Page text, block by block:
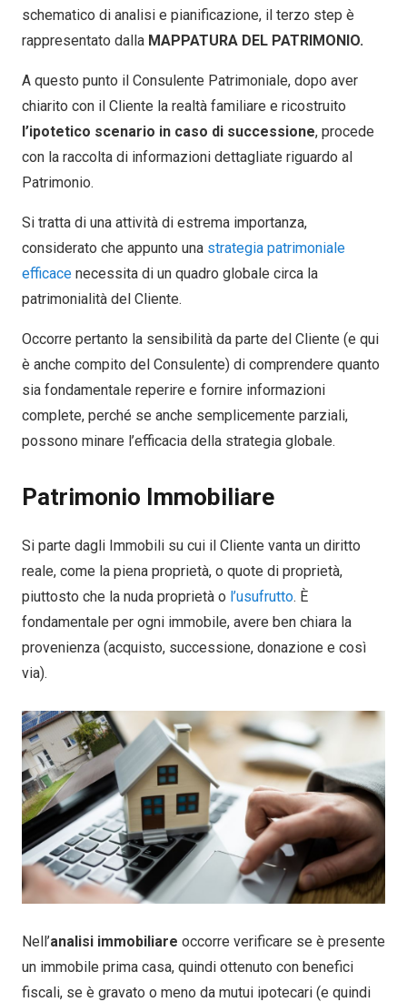
schematico di analisi e pianificazione, il terzo step è
rappresentato dalla MAPPATURA DEL PATRIMONIO.
A questo punto il Consulente Patrimoniale, dopo aver
chiarito con il Cliente la realtà familiare e ricostruito
l’ipotetico scenario in caso di successione, procede
con la raccolta di informazioni dettagliate riguardo al
Patrimonio.
Si tratta di una attività di estrema importanza,
considerato che appunto una strategia patrimoniale
efficace necessita di un quadro globale circa la
patrimonialità del Cliente.
Occorre pertanto la sensibilità da parte del Cliente (e qui
è anche compito del Consulente) di comprendere quanto
sia fondamentale reperire e fornire informazioni
complete, perché se anche semplicemente parziali,
possono minare l’efficacia della strategia globale.
Patrimonio Immobiliare
Si parte dagli Immobili su cui il Cliente vanta un diritto
reale, come la piena proprietà, o quote di proprietà,
piuttosto che la nuda proprietà o l’usufrutto. È
fondamentale per ogni immobile, avere ben chiara la
provenienza (acquisto, successione, donazione e così
via).
Nell’analisi immobiliare occorre verificare se è presente
un immobile prima casa, quindi ottenuto con benefici
fiscali, se è gravato o meno da mutui ipotecari (e quindi